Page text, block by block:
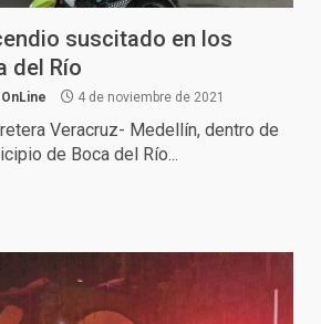
suscitado en los
del Río
4 de noviembre de 2021
Veracruz- Medellín, dentro de
de Boca del Río...